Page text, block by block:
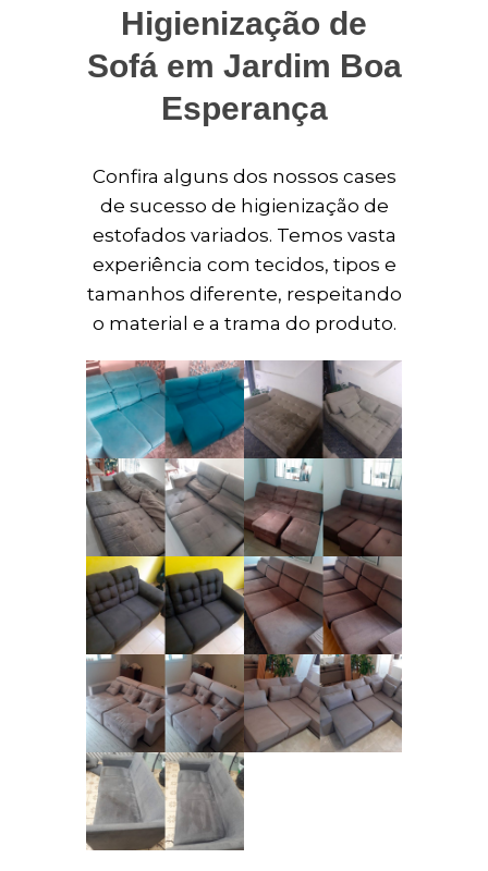
Higienização de
Sofá em Jardim Boa
Esperança
Confira alguns dos nossos cases
de sucesso de higienização de
estofados variados. Temos vasta
experiência com tecidos, tipos e
tamanhos diferente, respeitando
o material e a trama do produto.